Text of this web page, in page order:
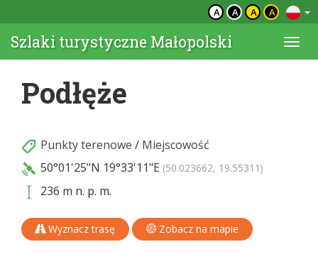
A A A A
Szlaki turystyczne Małopolski
Podłęże
Punkty terenowe / Miejscowość
50°01'25"N 19°33'11"E (50.023662, 19.55311)
236 m n. p. m.
Wyznacz trasę Zobacz na mapie